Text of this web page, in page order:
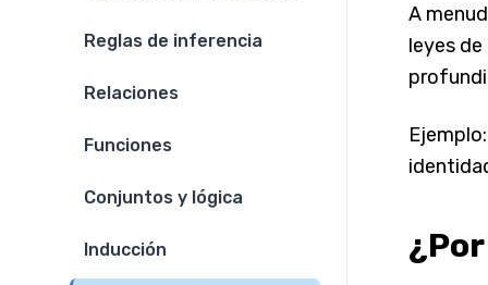
Reglas de inferencia
Relaciones
Funciones
Conjuntos y lógica
Inducción
A
leyes